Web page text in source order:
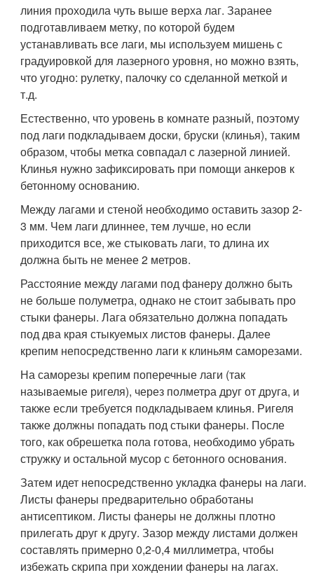
линия проходила чуть выше верха лаг. Заранее
подготавливаем метку, по которой будем
устанавливать все лаги, мы используем мишень с
градуировкой для лазерного уровня, но можно взять,
что угодно: рулетку, палочку со сделанной меткой и
т.д.
Естественно, что уровень в комнате разный, поэтому
под лаги подкладываем доски, бруски (клинья), таким
образом, чтобы метка совпадал с лазерной линией.
Клинья нужно зафиксировать при помощи анкеров к
бетонному основанию.
Между лагами и стеной необходимо оставить зазор 2-
3 мм. Чем лаги длиннее, тем лучше, но если
приходится все, же стыковать лаги, то длина их
должна быть не менее 2 метров.
Расстояние между лагами под фанеру должно быть
не больше полуметра, однако не стоит забывать про
стыки фанеры. Лага обязательно должна попадать
под два края стыкуемых листов фанеры. Далее
крепим непосредственно лаги к клиньям саморезами.
На саморезы крепим поперечные лаги (так
называемые ригеля), через полметра друг от друга, и
также если требуется подкладываем клинья. Ригеля
также должны попадать под стыки фанеры. После
того, как обрешетка пола готова, необходимо убрать
стружку и остальной мусор с бетонного основания.
Затем идет непосредственно укладка фанеры на лаги.
Листы фанеры предварительно обработаны
антисептиком. Листы фанеры не должны плотно
прилегать друг к другу. Зазор между листами должен
составлять примерно 0,2-0,4 миллиметра, чтобы
избежать скрипа при хождении фанеры на лагах.